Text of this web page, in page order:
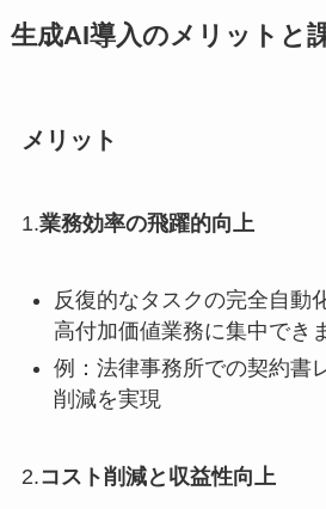
生成AI導入のメリットと
メリット
1.業務効率の飛躍的向上
反復的なタスクの完全自動
高付加価値業務に集中でき
例：法律事務所での契約書
削減を実現
2.コスト削減と収益性向上